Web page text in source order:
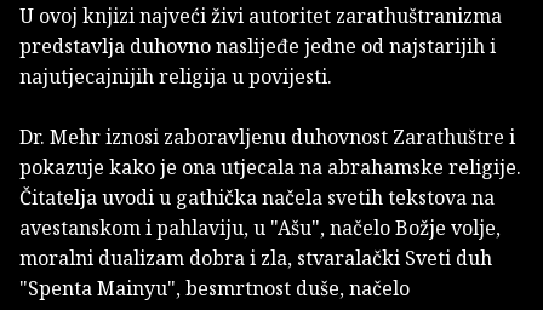
U ovoj knjizi najveći živi autoritet zarathuštranizma
predstavlja duhovno naslijeđe jedne od najstarijih i
najutjecajnijih religija u povijesti.
Dr. Mehr iznosi zaboravljenu duhovnost Zarathuštre i
pokazuje kako je ona utjecala na abrahamske religije.
Čitatelja uvodi u gathička načela svetih tekstova na
avestanskom i pahlaviju, u "Ašu", načelo Božje volje,
moralni dualizam dobra i zla, stvaralački Sveti duh
"Spenta Mainyu", besmrtnost duše, načelo